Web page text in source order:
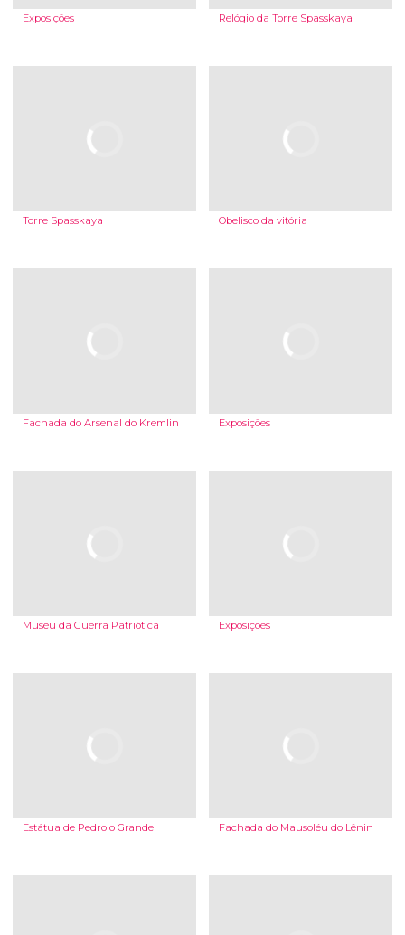
Exposições Relógio da Torre Spasskaya
Torre Spasskaya Obelisco da vitória
Fachada do Arsenal do Kremlin Exposições
Museu da Guerra Patriótica Exposições
Estátua de Pedro o Grande Fachada do Mausoléu do Lênin